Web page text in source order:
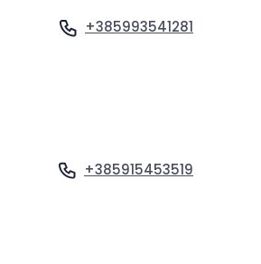
+385993541281
+385915453519